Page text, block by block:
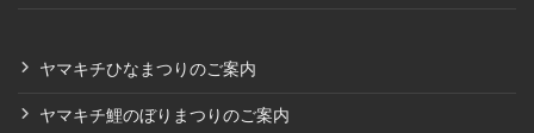
ヤマキチひなまつりのご案内
ヤマキチ鯉のぼりまつりのご案内